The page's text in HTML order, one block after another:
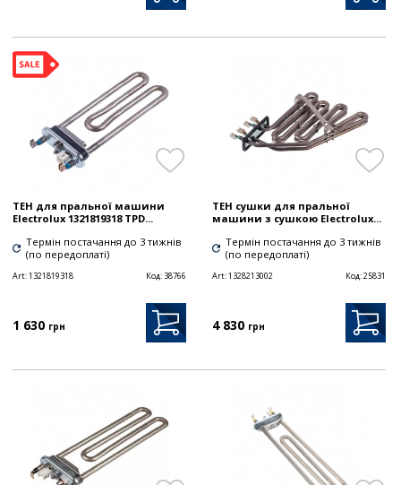
ТЕН для пральної машини
Electrolux 1321819318 TPD...
Термін постачання до 3 тижнів
(по передоплаті)
Art:1321819318 Код: 38766
1 630 грн
ТЕН сушки для пральної
машини з сушкою Electrolux...
Термін постачання до 3 тижнів
(по передоплаті)
Art:1328213002 Код:25831
4 830 грн